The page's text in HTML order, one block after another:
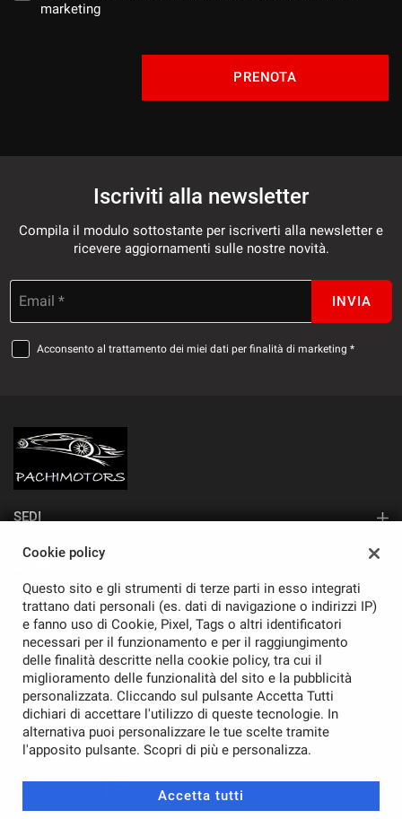
marketing
PRENOTA
Iscriviti alla newsletter
Compila il modulo sottostante per iscriverti alla newsletter e
ricevere aggiornamenti sulle nostre novità.
Email * INVIA
Acconsento al trattamento dei miei dati per finalità di marketing *
SEDI
Sede di Monza
Contatti
TORNA IN CIMA
Copyright © 2026 Pachimotors Srl - P.IVA 11037870968 -
l'informativa sulla privacy-Cookie Policy
Cookie policy
Questo sito e gli strumenti di terze parti in esso integrati
trattano dati personali (es. dati di navigazione o indirizzi IP)
e fanno uso di Cookie, Pixel, Tags o altri identificatori
necessari per il funzionamento e per il raggiungimento
delle finalità descritte nella cookie policy, tra cui il
miglioramento delle funzionalità del sito e la pubblicità
personalizzata. Cliccando sul pulsante Accetta Tutti
dichiari di accettare l'utilizzo di queste tecnologie. In
alternativa puoi personalizzare le tue scelte tramite
l'apposito pulsante. Scopri di più e personalizza.
Accetta tutti